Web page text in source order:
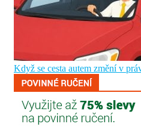
Když se cesta autem změní v